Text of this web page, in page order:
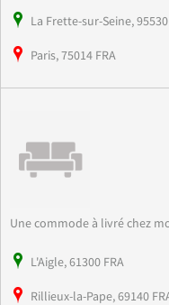
La Frette-sur-Seine, 95530
Paris, 75014 FRA
Une commode à livré chez
L'Aigle, 61300 FRA
Rillieux-la-Pape, 69140